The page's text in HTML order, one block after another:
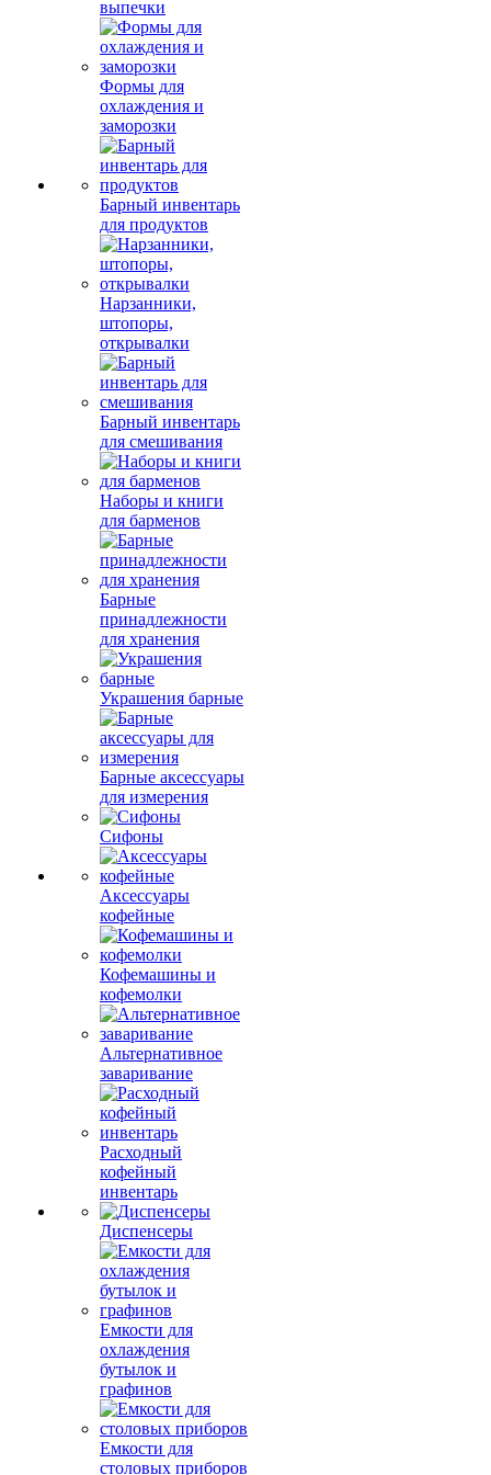
выпечки
Формы для
охлаждения и
заморозки
Барный инвентарь
для продуктов
Нарзанники,
штопоры,
открывалки
Барный инвентарь
для смешивания
Наборы и книги
для барменов
Барные
принадлежности
для хранения
Украшения барные
Барные аксессуары
для измерения
Сифоны
Аксессуары
кофейные
Кофемашины и
кофемолки
Альтернативное
заваривание
Расходный
кофейный
инвентарь
Диспенсеры
Емкости для
охлаждения
бутылок и
графинов
Емкости для
столовых приборов